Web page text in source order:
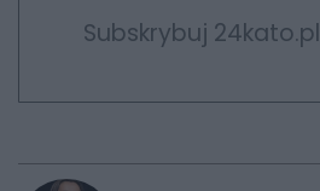
Subskrybuj 24kato.pl